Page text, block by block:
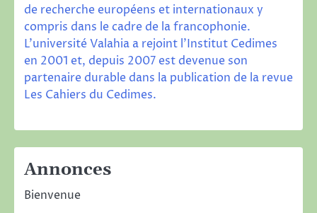
de recherche européens et internationaux y
compris dans le cadre de la francophonie.
L’université Valahia a rejoint l’Institut Cedimes
en 2001 et, depuis 2007 est devenue son
partenaire durable dans la publication de la revue
Les Cahiers du Cedimes.
Annonces
Bienvenue